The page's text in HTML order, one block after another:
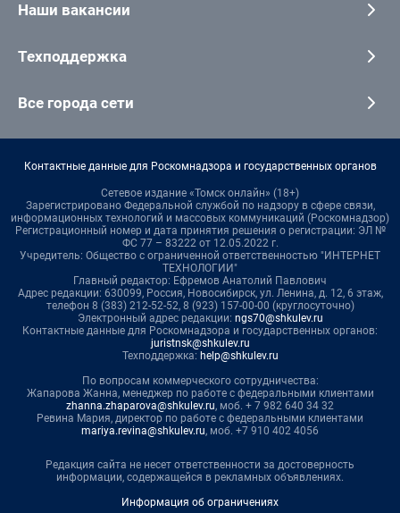
Наши вакансии
Техподдержка
Все города сети
Контактные данные для Роскомнадзора и государственных органов
Сетевое издание «Томск онлайн» (18+)
Зарегистрировано Федеральной службой по надзору в сфере связи,
информационных технологий и массовых коммуникаций (Роскомнадзор)
Регистрационный номер и дата принятия решения о регистрации: ЭЛ №
ФС 77 – 83222 от 12.05.2022 г.
Учредитель: Общество с ограниченной ответственностью "ИНТЕРНЕТ
ТЕХНОЛОГИИ"
Главный редактор: Ефремов Анатолий Павлович
Адрес редакции: 630099, Россия, Новосибирск, ул. Ленина, д. 12, 6 этаж,
телефон 8 (383) 212-52-52, 8 (923) 157-00-00 (круглосуточно)
Электронный адрес редакции: ngs70@shkulev.ru
Контактные данные для Роскомнадзора и государственных органов:
juristnsk@shkulev.ru
Техподдержка: help@shkulev.ru
По вопросам коммерческого сотрудничества:
Жапарова Жанна, менеджер по работе с федеральными клиентами
zhanna.zhaparova@shkulev.ru, моб. + 7 982 640 34 32
Ревина Мария, директор по работе с федеральными клиентами
mariya.revina@shkulev.ru, моб. +7 910 402 4056
Редакция сайта не несет ответственности за достоверность
информации, содержащейся в рекламных объявлениях.
Информация об ограничениях